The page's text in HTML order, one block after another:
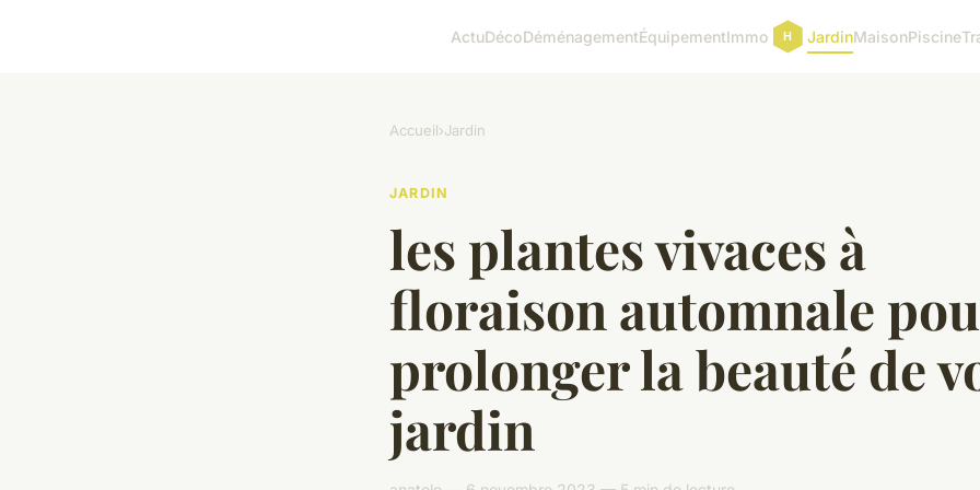
ActuDécoDéménagementÉquipementImmo JardinMaisonPiscine
Accueil›Jardin
JARDIN
les plantes vivaces à
floraison automnale
prolonger la beauté de
jardin